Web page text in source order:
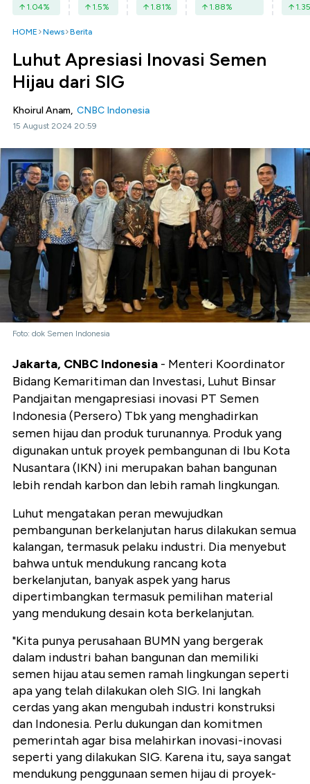
1.04% 1.5% 1.81% 1.88% 1.35
HOME News Berita
Luhut Apresiasi Inovasi Semen
Hijau dari SIG
Khoirul Anam, CNBC Indonesia
15 August 2024 20:59
Foto: dok Semen Indonesia
Jakarta, CNBC Indonesia - Menteri Koordinator
Bidang Kemaritiman dan Investasi, Luhut Binsar
Pandjaitan mengapresiasi inovasi PT Semen
Indonesia (Persero) Tbk yang menghadirkan
semen hijau dan produk turunannya. Produk yang
digunakan untuk proyek pembangunan di Ibu Kota
Nusantara (IKN) ini merupakan bahan bangunan
lebih rendah karbon dan lebih ramah lingkungan.
Luhut mengatakan peran mewujudkan
pembangunan berkelanjutan harus dilakukan semua
kalangan, termasuk pelaku industri. Dia menyebut
bahwa untuk mendukung rancang kota
berkelanjutan, banyak aspek yang harus
dipertimbangkan termasuk pemilihan material
yang mendukung desain kota berkelanjutan.
"Kita punya perusahaan BUMN yang bergerak
dalam industri bahan bangunan dan memiliki
semen hijau atau semen ramah lingkungan seperti
apa yang telah dilakukan oleh SIG. Ini langkah
cerdas yang akan mengubah industri konstruksi
dan Indonesia. Perlu dukungan dan komitmen
pemerintah agar bisa melahirkan inovasi-inovasi
seperti yang dilakukan SIG. Karena itu, saya sangat
mendukung penggunaan semen hijau di proyek-